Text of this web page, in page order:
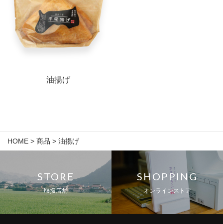
油揚げ
HOME > 商品 > 油揚げ
STORE
取扱店舗
SHOPPING
オンラインストア